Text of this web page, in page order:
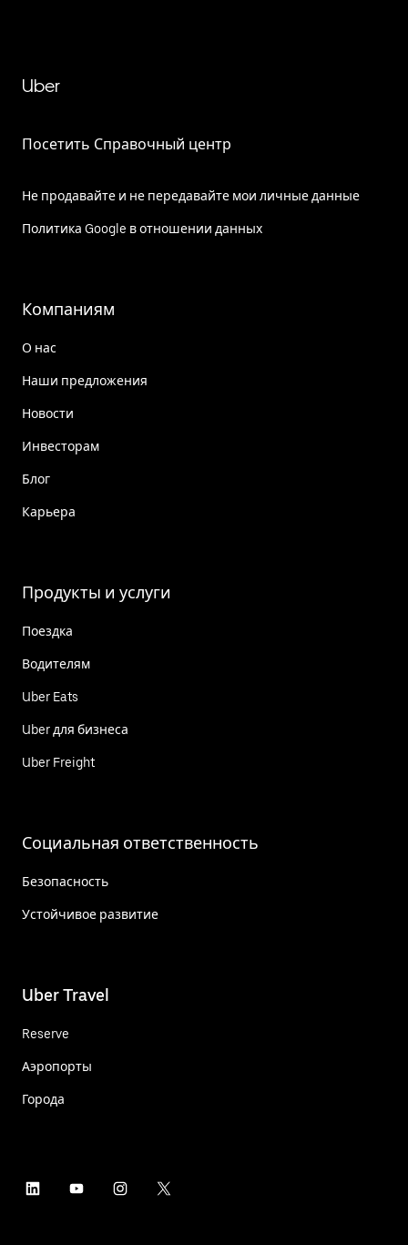
Uber
Посетить Справочный центр
Не продавайте и не передавайте мои личные данные
Политика Google в отношении данных
Компаниям
О нас
Наши предложения
Новости
Инвесторам
Блог
Карьера
Продукты и услуги
Поездка
Водителям
Uber Eats
Uber для бизнеса
Uber Freight
Социальная ответственность
Безопасность
Устойчивое развитие
Uber Travel
Reserve
Аэропорты
Города